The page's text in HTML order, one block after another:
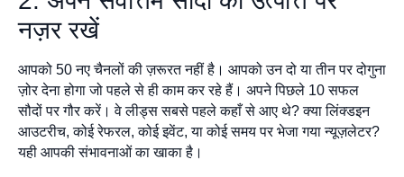
नज़र रखें
आपको 50 नए चैनलों की ज़रूरत नहीं है। आपको उन दो या तीन पर दोगुना
ज़ोर देना होगा जो पहले से ही काम कर रहे हैं। अपने पिछले 10 सफल
सौदों पर गौर करें। वे लीड्स सबसे पहले कहाँ से आए थे? क्या लिंक्डइन
आउटरीच, कोई रेफरल, कोई इवेंट, या कोई समय पर भेजा गया न्यूज़लेटर?
यही आपकी संभावनाओं का खाका है।